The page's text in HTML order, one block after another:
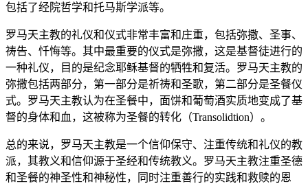
包括了经院哲学和托马斯学派等。
罗马天主教的礼仪和仪式非常丰富和庄重，包括弥撒、圣事、
祷告、忏悔等。其中最重要的仪式是弥撒，这是基督徒进行的
一种礼仪，目的是纪念耶稣基督的牺牲和复活。罗马天主教的
弥撒包括两部分，第一部分是祈祷和圣歌，第二部分是圣餐仪
式。罗马天主教认为在圣餐中，面饼和葡萄酒实质地变成了基
督的身体和血，这被称为圣餐的转化（Transolidtion）。
总的来说，罗马天主教是一个信仰保守、注重传统和礼仪的教
派，其教义和信仰源于圣经和传统教义。罗马天主教注重圣德
和圣餐的神圣性和神秘性，同时注重善行的实践和救赎的恩